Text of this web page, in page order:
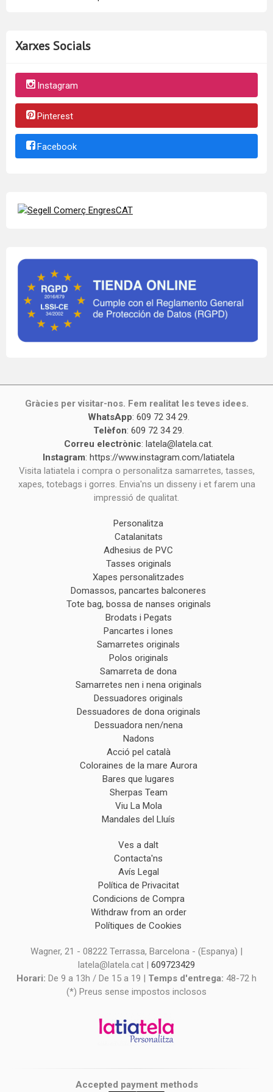
Xarxes Socials
Instagram
Pinterest
Facebook
Gràcies per visitar-nos. Fem realitat les teves idees.
WhatsApp: 609 72 34 29.
Telèfon: 609 72 34 29.
Correu electrònic: latela@latela.cat.
Instagram: https://www.instagram.com/latiatela
Visita latiatela i compra o personalitza samarretes, tasses,
xapes, totebags i gorres. Envia'ns un disseny i et farem una
impressió de qualitat.
Personalitza
Catalanitats
Adhesius de PVC
Tasses originals
Xapes personalitzades
Domassos, pancartes balconeres
Tote bag, bossa de nanses originals
Brodats i Pegats
Pancartes i lones
Samarretes originals
Polos originals
Samarreta de dona
Samarretes nen i nena originals
Dessuadores originals
Dessuadores de dona originals
Dessuadora nen/nena
Nadons
Acció pel català
Coloraines de la mare Aurora
Bares que lugares
Sherpas Team
Viu La Mola
Mandales del Lluís
Ves a dalt
Contacta'ns
Avís Legal
Política de Privacitat
Condicions de Compra
Withdraw from an order
Polítiques de Cookies
Wagner, 21 - 08222 Terrassa, Barcelona - (Espanya) |
latela@latela.cat | 609723429
Horari: De 9 a 13h / De 15 a 19 | Temps d'entrega: 48-72 h
(*) Preus sense impostos inclosos
Accepted payment methods